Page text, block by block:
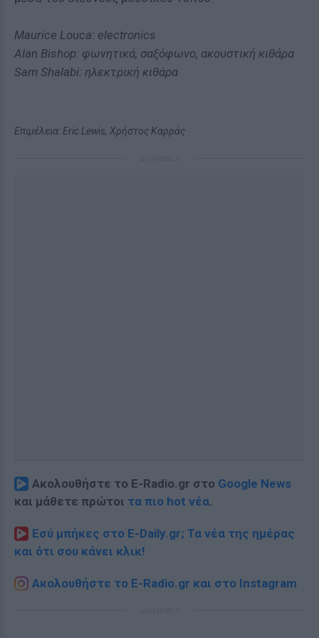
Maurice Louca: electronics
Alan Bishop: φωνητικά, σαξόφωνο, ακουστική κιθάρα
Sam Shalabi: ηλεκτρική κιθάρα
Επιμέλεια: Eric Lewis, Χρήστος Καρράς
Ακολουθήστε το E-Radio.gr στο Google News
και μάθετε πρώτοι τα πιο hot νέα.
Εσύ μπήκες στο E-Daily.gr; Τα νέα της ημέρας
και ότι σου κάνει κλικ!
Ακολουθήστε το E-Radio.gr και στο Instagram